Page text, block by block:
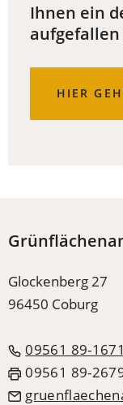
Ihnen ein
aufgefallen
HIER
(ÖFFNET
EINEM
Glockenberg 27
96450 Coburg
09561 89-1671
09561 89-